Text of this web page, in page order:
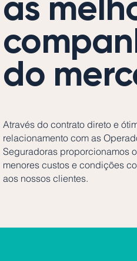
do
Através do contrato direto e
relacionamento com as
Seguradoras proporcionamos
menores custos e condições
aos nossos clientes.